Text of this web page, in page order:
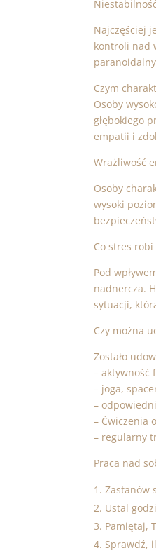
Najczęściej
kontroli nad
Czym
Osoby
głębokiego
empatii i
Wrażliwość
Osoby
wysoki
Co stres robi
Pod
nadnercza.
sytuacji,
Czy można
Zostało
– aktywność
– joga,
–
– Ćwiczenia
– regularny
Praca nad
Zastanów
Ustal
Pamiętaj,
Sprawdź,